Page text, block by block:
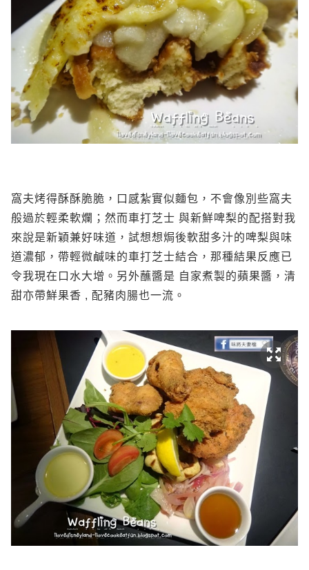
窩夫烤得酥酥脆脆，口感紮實似麵包，不會像別些窩夫
般過於輕柔軟爛；然而車打芝士 與新鮮啤梨的配搭對我
來說是新穎兼好味道，試想想焗後軟甜多汁的啤梨與味
道濃郁，帶輕微鹹味的車打芝士結合，那種結果反應已
令我現在口水大增。另外蘸醬是 自家煮製的蘋果醬，清
甜亦帶鮮果香 , 配豬肉腸也一流。